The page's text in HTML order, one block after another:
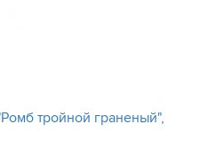
тройной граненый",